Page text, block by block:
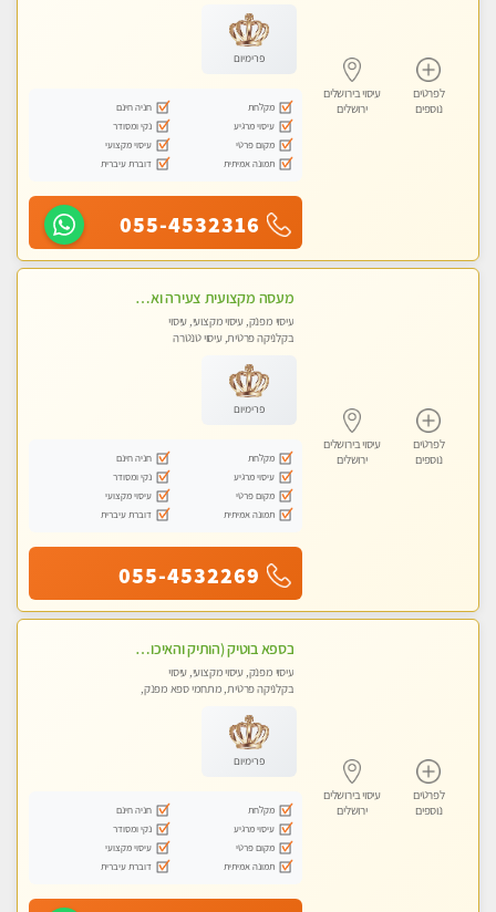
לפרטים
נוספים
עיסוי בירושלים
ירושלים
פרימיום
מקלחת
חניה חינם
עיסוי מרגיע
נקי ומסודר
מקום פרטי
עיסוי מקצועי
תמונה אמיתית
דוברת עיברית
055-4532316
לפרטים
נוספים
עיסוי בירושלים
ירושלים
מעסה מקצועית צעירה ואיכותית פרטי!!!
עיסוי מפנק, עיסוי מקצועי, עיסוי
בקלניקה פרטית, עיסוי טנטרה
פרימיום
מקלחת
חניה חינם
עיסוי מרגיע
נקי ומסודר
מקום פרטי
עיסוי מקצועי
תמונה אמיתית
דוברת עיברית
055-4532269
לפרטים
נוספים
עיסוי בירושלים
ירושלים
בספא בוטיק (הותיק והאיכותי בירושלים) מבחר טיפולים מפנקים עם שמנים חמים לגוף ולנפש
עיסוי מפנק, עיסוי מקצועי, עיסוי
בקלניקה פרטית, מתחמי ספא מפנק,
פרימיום
מקלחת
חניה חינם
עיסוי מרגיע
נקי ומסודר
מקום פרטי
עיסוי מקצועי
תמונה אמיתית
דוברת עיברית